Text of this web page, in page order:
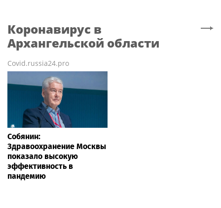
Коронавирус в
Архангельской области
Covid.russia24.pro
Собянин:
Здравоохранение Москвы
показало высокую
эффективность в
пандемию